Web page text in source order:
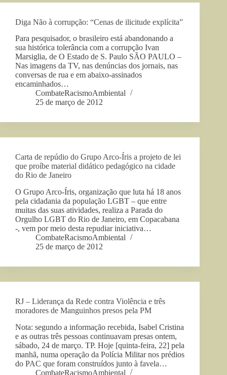
Diga Não à corrupção: “Cenas de ilicitude explícita”
Para pesquisador, o brasileiro está abandonando a
sua histórica tolerância com a corrupção Ivan
Marsiglia, de O Estado de S. Paulo SÃO PAULO –
Nas imagens da TV, nas denúncias dos jornais, nas
conversas de rua e em abaixo-assinados
encaminhados…
CombateRacismoAmbiental
25 de março de 2012
Carta de repúdio do Grupo Arco-Íris a projeto de lei
que proíbe material didático pedagógico na cidade
do Rio de Janeiro
O Grupo Arco-Íris, organização que luta há 18 anos
pela cidadania da população LGBT – que entre
muitas das suas atividades, realiza a Parada do
Orgulho LGBT do Rio de Janeiro, em Copacabana
-, vem por meio desta repudiar iniciativa…
CombateRacismoAmbiental
25 de março de 2012
RJ – Liderança da Rede contra Violência e três
moradores de Manguinhos presos pela PM
Nota: segundo a informação recebida, Isabel Cristina
e as outras três pessoas continuavam presas ontem,
sábado, 24 de março. TP. Hoje [quinta-feira, 22] pela
manhã, numa operação da Polícia Militar nos prédios
do PAC que foram construídos junto à favela…
CombateRacismoAmbiental